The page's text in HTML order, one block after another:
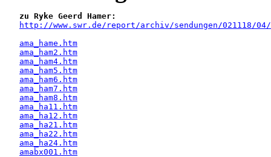
zu Ryke Geerd Hamer:
http://www.swr.de/report/archiv/sendungen/021118/
ama_hame.htm
ama_ham2.htm
ama_ham4.htm
ama_ham5.htm
ama_ham6.htm
ama_ham7.htm
ama_ham8.htm
ama_ha11.htm
ama_ha12.htm
ama_ha21.htm
ama_ha22.htm
ama_ha24.htm
amabx001.htm